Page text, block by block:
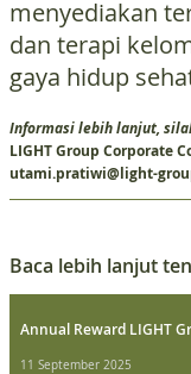
menyediakan
dan terapi
gaya hidup
Informasi lebih lanjut,
LIGHT Group Corporate
utami.pratiwi@light-
Baca lebih lanjut
Annual Reward LIGHT
11 September 2025